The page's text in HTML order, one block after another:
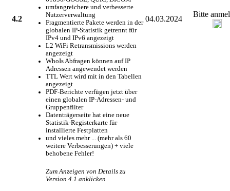
4.2
umfangreichere und verbesserte
Nutzerverwaltung
Fragmentierte Pakete werden in der
globalen IP-Statistik getrennt für
IPv4 und IPv6 angezeigt
L2 WiFi Retransmissions werden
angezeigt
WhoIs Abfragen können auf IP
Adressen angewendet werden
TTL Wert wird mit in den Tabellen
angezeigt
PDF-Berichte verfügen jetzt über
einen globalen IP-Adressen- und
Gruppenfilter
Datenträgerseite hat eine neue
Statistik-Registerkarte für
installierte Festplatten
und vieles mehr ... (mehr als 60
weitere Verbesserungen) + viele
behobene Fehler!
04.03.2024
Bitte
Zum Anzeigen von Details zu
Version 4.1 anklicken